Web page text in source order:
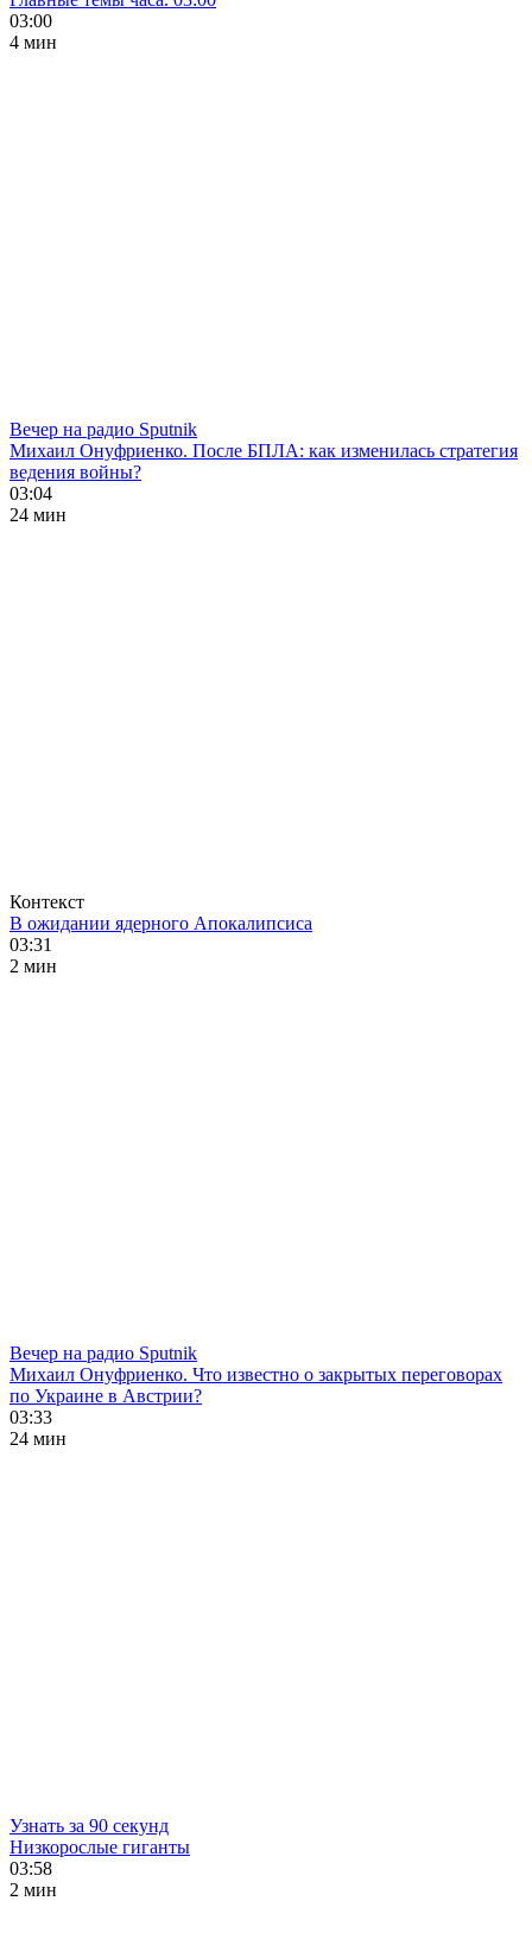
03:00
4 мин
Вечер на радио Sputnik
Михаил Онуфриенко. После БПЛА: как изменилась стратегия
ведения войны?
03:04
24 мин
Контекст
В ожидании ядерного Апокалипсиса
03:31
2 мин
Вечер на радио Sputnik
Михаил Онуфриенко. Что известно о закрытых переговорах
по Украине в Австрии?
03:33
24 мин
Узнать за 90 секунд
Низкорослые гиганты
03:58
2 мин